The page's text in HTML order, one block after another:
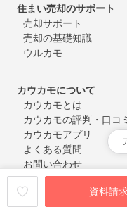
資料請
住まい売却のサポート
売却サポート
売却の基礎知識
ウルカモ
カウカモについて
カウカモとは
カウカモの評判・口コ
カウカモアプリ
よくある質問
お問い合わせ
会員登録・ログイン